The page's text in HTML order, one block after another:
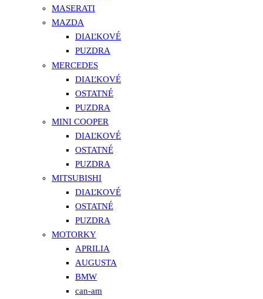
MASERATI
MAZDA
DIAĽKOVÉ
PUZDRA
MERCEDES
DIAĽKOVÉ
OSTATNÉ
PUZDRA
MINI COOPER
DIAĽKOVÉ
OSTATNÉ
PUZDRA
MITSUBISHI
DIAĽKOVÉ
OSTATNÉ
PUZDRA
MOTORKY
APRILIA
AUGUSTA
BMW
can-am